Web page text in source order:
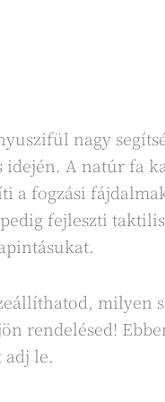
nagy
idején. A natúr fa
a fogzási
fejleszti taktilis
milyen
rendelésed!
adj le.